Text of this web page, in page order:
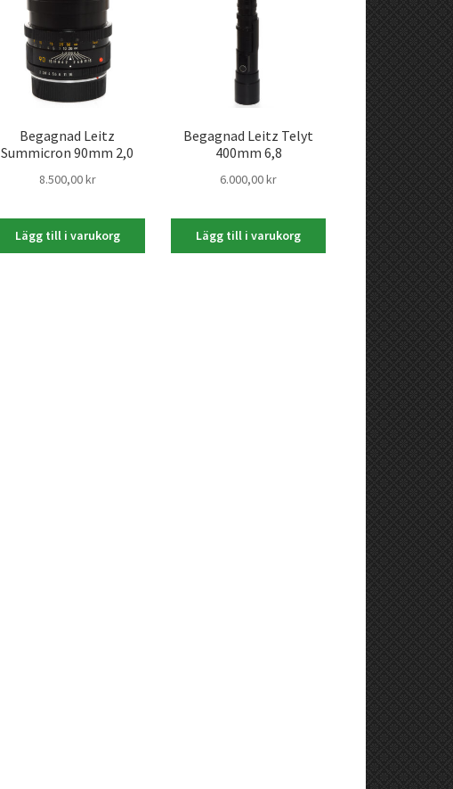
Begagnad Leitz
Summicron 90mm 2,0
8.500,00kr
Lägg till i varukorg
Begagnad Leitz Telyt
400mm 6,8
6.000,00kr
Lägg till i varukorg